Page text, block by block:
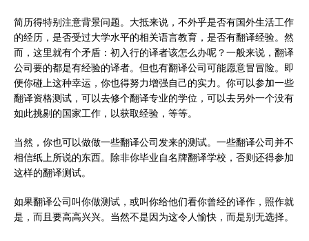
简历得特别注意背景问题。大抵来说，不外乎是否有国外生活工作
的经历，是否受过大学水平的相关语言教育，是否有翻译经验。然
而，这里就有个矛盾：初入行的译者该怎么办呢？一般来说，翻译
公司要的都是有经验的译者。但也有翻译公司可能愿意冒冒险。即
便你碰上这种幸运，你也得努力增强自己的实力。你可以参加一些
翻译资格测试，可以去修个翻译专业的学位，可以去另外一个没有
如此挑剔的国家工作，以获取经验，等等。
当然，你也可以做做一些翻译公司发来的测试。一些翻译公司并不
相信纸上所说的东西。除非你毕业自名牌翻译学校，否则还得参加
这样的翻译测试。
如果翻译公司叫你做测试，或叫你给他们看你曾经的译作，照作就
是，而且要高高兴兴。当然不是因为这令人愉快，而是别无选择。